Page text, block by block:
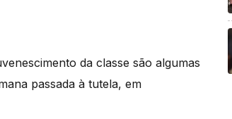
da classe são algumas
passada à tutela, em